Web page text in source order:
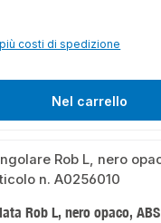
costi di spedizione
Nel carrello
Rob L, nero opaco, ABS